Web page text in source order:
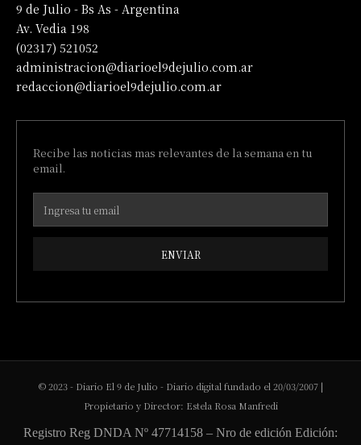
9 de Julio - Bs As - Argentina
Av. Vedia 198
(02317) 521052
administracion@diarioel9dejulio.com.ar
redaccion@diarioel9dejulio.com.ar
Recibe las noticias mas relevantes de la semana en tu
email.
ENVIAR
© 2023 - Diario El 9 de Julio - Diario digital fundado el 20/03/2007 |
Propietario y Director: Estela Rosa Manfredi
Registro Reg DNDA Nº 47714158 – Nro de edición Edición: